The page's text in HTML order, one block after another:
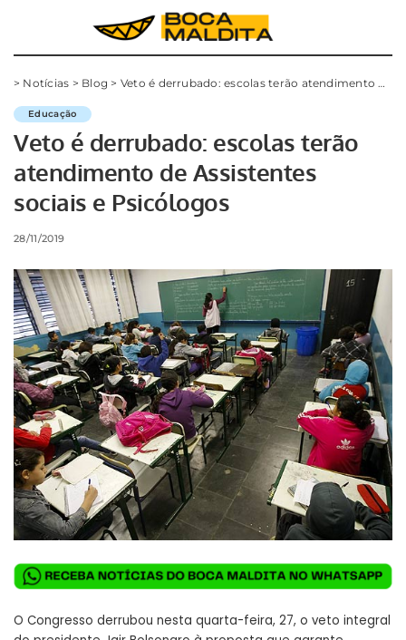
> Notícias > Blog > Veto é derrubado: escolas terão atendimento de Assistentes sociais e Psicólogos
Educação
Veto é derrubado: escolas terão
atendimento de Assistentes
sociais e Psicólogos
28/11/2019
O Congresso derrubou nesta quarta-feira, 27, o veto integral